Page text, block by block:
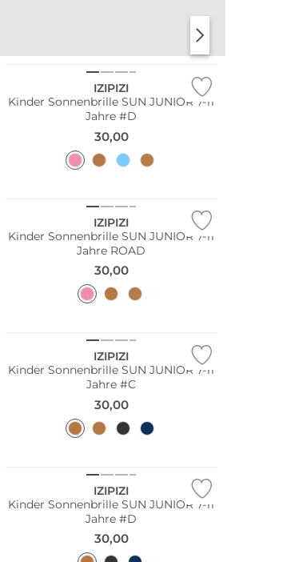
IZIPIZI
Kinder Sonnenbrille SUN JUNIOR 7-11
Jahre #D
30,00
IZIPIZI
Kinder Sonnenbrille SUN JUNIOR 7-11
Jahre ROAD
30,00
IZIPIZI
Kinder Sonnenbrille SUN JUNIOR 7-11
Jahre #C
30,00
IZIPIZI
Kinder Sonnenbrille SUN JUNIOR 7-11
Jahre #D
30,00